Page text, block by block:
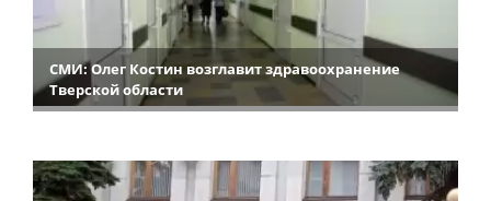
СМИ: Олег Костин возглавит здравоохранение
Тверской области